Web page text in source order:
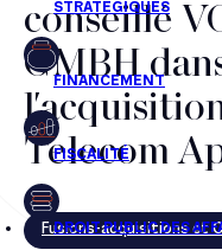
FR EN
conseillé
GMBH
Telecom
Fusions-acquisitions et